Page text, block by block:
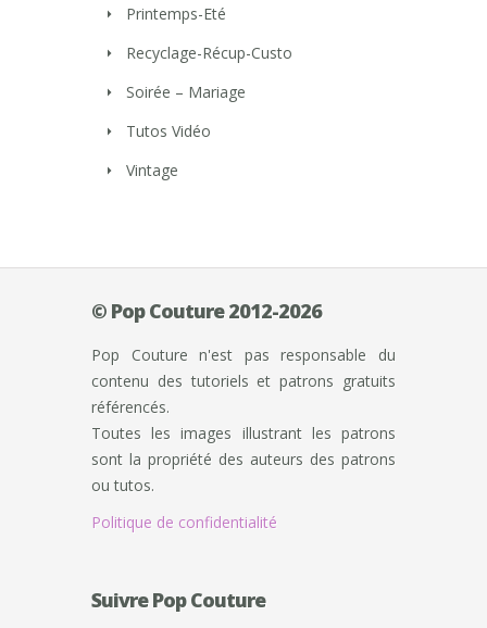
Printemps-Eté
Recyclage-Récup-Custo
Soirée – Mariage
Tutos Vidéo
Vintage
© Pop Couture 2012-2026
Pop Couture n'est pas responsable du
contenu des tutoriels et patrons gratuits
référencés.
Toutes les images illustrant les patrons
sont la propriété des auteurs des patrons
ou tutos.
Politique de confidentialité
Suivre Pop Couture